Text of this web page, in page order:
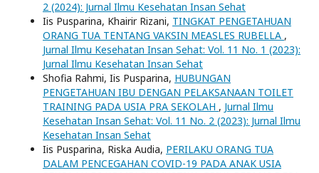
2 (2024): Jurnal Ilmu Kesehatan Insan Sehat
Iis Pusparina, Khairir Rizani, TINGKAT PENGETAHUAN
ORANG TUA TENTANG VAKSIN MEASLES RUBELLA ,
Jurnal Ilmu Kesehatan Insan Sehat: Vol. 11 No. 1 (2023):
Jurnal Ilmu Kesehatan Insan Sehat
Shofia Rahmi, Iis Pusparina, HUBUNGAN
PENGETAHUAN IBU DENGAN PELAKSANAAN TOILET
TRAINING PADA USIA PRA SEKOLAH , Jurnal Ilmu
Kesehatan Insan Sehat: Vol. 11 No. 2 (2023): Jurnal Ilmu
Kesehatan Insan Sehat
Iis Pusparina, Riska Audia, PERILAKU ORANG TUA
DALAM PENCEGAHAN COVID-19 PADA ANAK USIA